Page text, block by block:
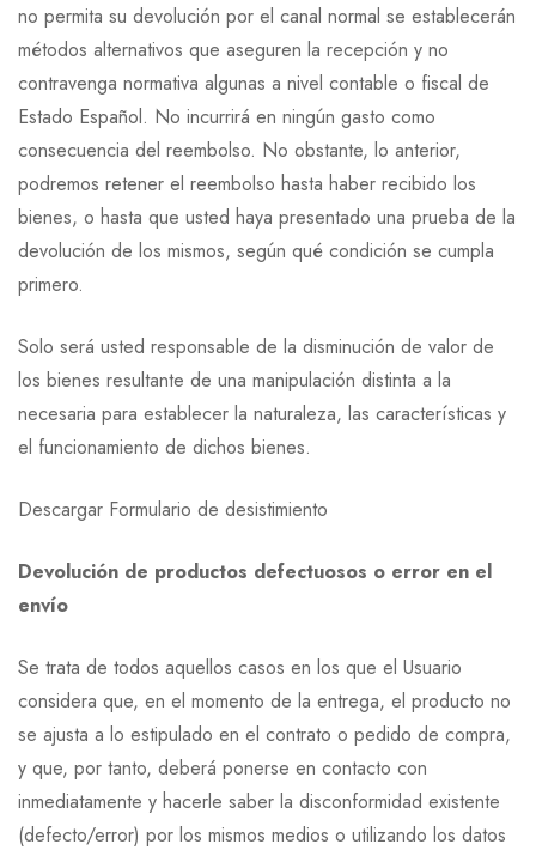
no permita su devolución por el canal normal se establecerán
métodos alternativos que aseguren la recepción y no
contravenga normativa algunas a nivel contable o fiscal de
Estado Español. No incurrirá en ningún gasto como
consecuencia del reembolso. No obstante, lo anterior,
podremos retener el reembolso hasta haber recibido los
bienes, o hasta que usted haya presentado una prueba de la
devolución de los mismos, según qué condición se cumpla
primero.
Solo será usted responsable de la disminución de valor de
los bienes resultante de una manipulación distinta a la
necesaria para establecer la naturaleza, las características y
el funcionamiento de dichos bienes.
Descargar Formulario de desistimiento
Devolución de productos defectuosos o error en el
envío
Se trata de todos aquellos casos en los que el Usuario
considera que, en el momento de la entrega, el producto no
se ajusta a lo estipulado en el contrato o pedido de compra,
y que, por tanto, deberá ponerse en contacto con
inmediatamente y hacerle saber la disconformidad existente
(defecto/error) por los mismos medios o utilizando los datos